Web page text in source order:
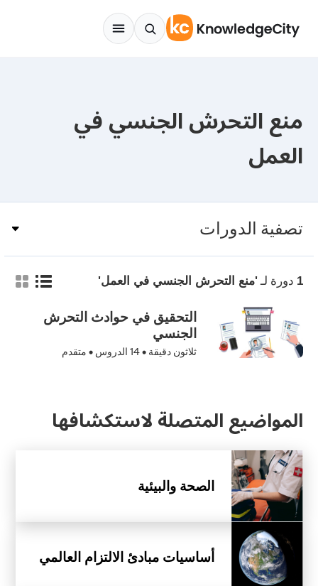
منع التحرش الجنسي في
العمل
تصفية الدورات
1 دورة لـ'منع التحرش الجنسي في العمل'
التحقيق في حوادث التحرش
الجنسي
ثلاثون دقيقة •14 الدروس • متقدم
المواضيع المتصلة لاستكشافها
الصحة والبيئية
أساسيات مبادئ الالتزام العالمي